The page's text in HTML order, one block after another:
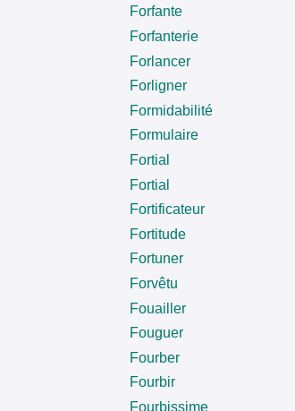
Forfante
Forfanterie
Forlancer
Forligner
Formidabilité
Formulaire
Fortial
Fortial
Fortificateur
Fortitude
Fortuner
Forvêtu
Fouailler
Fouguer
Fourber
Fourbir
Fourbissime